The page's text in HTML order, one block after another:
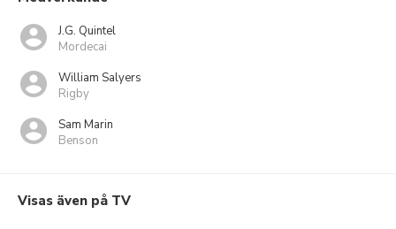
J.G. Quintel
Mordecai
William Salyers
Rigby
Sam Marin
Benson
Visas även på TV